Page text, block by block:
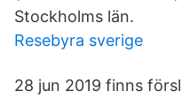
Stockholms län.
Resebyra sverige
28 jun 2019 finns